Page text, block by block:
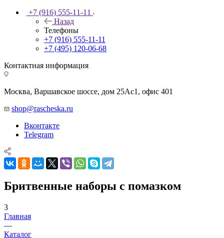
+7 (916) 555-11-11
Назад
Телефоны
+7 (916) 555-11-11
+7 (495) 120-06-68
Контактная информация
Москва, Варшавское шоссе, дом 25Аc1, офис 401
shop@rascheska.ru
Вконтакте
Telegram
Бритвенные наборы с помазком
3
Главная
—
Каталог